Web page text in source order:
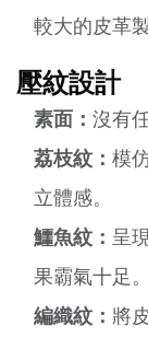
較大的皮革製
壓紋設計
素面： 沒有
荔枝紋： 模
立體感。
鱷魚紋： 呈
果霸氣十足。
編織紋： 將